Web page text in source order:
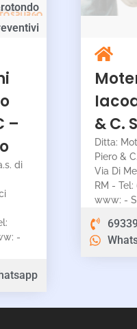
–
di
-
& C.
Ditta:
Piero &
Via Di
RM -
www: -